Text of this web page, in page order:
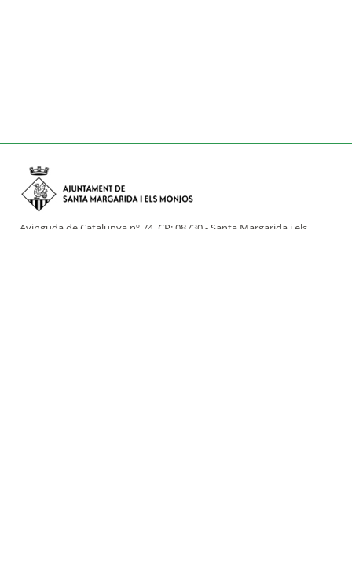
Avinguda de Catalunya nº 74, CP: 08730 - Santa Margarida i els